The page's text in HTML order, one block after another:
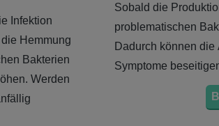
Infektion
Hemmung
Bakterien
Werden
Sobald die
problematischen
Dadurch können
Symptome